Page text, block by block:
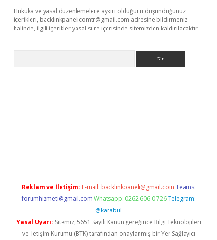
Hukuka ve yasal düzenlemelere aykırı olduğunu düşündüğünüz
içerikleri, backlinkpanelicomtr@gmail.com adresine bildirmeniz
halinde, ilgili içerikler yasal süre içerisinde sitemizden kaldırılacaktır.
Reklam ve İletişim: E-mail: backlinkpaneli@gmail.com Teams:
forumhizmeti@gmail.com Whatsapp: 0262 606 0 726 Telegram:
@karabul
Yasal Uyarı: Sitemiz, 5651 Sayılı Kanun gereğince Bilgi Teknolojileri
ve İletişim Kurumu (BTK) tarafından onaylanmış bir Yer Sağlayıcı